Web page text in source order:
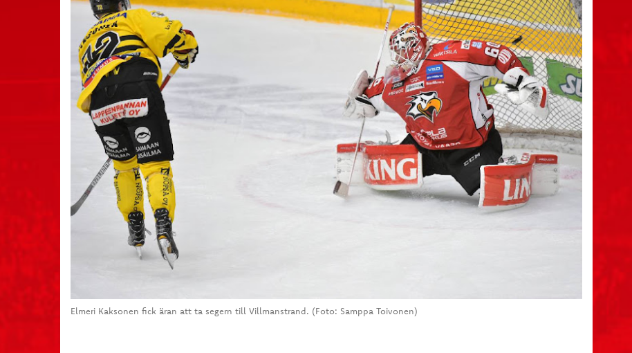
Elmeri Kaksonen fick äran att ta segern till Villmanstrand. (Foto: Samppa Toivonen)